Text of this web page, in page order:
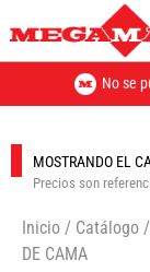
No se
MOSTRANDO EL
Precios son
Inicio / Catálogo /
DE CAMA